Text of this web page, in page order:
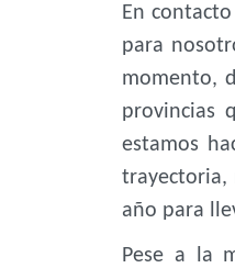
En
para
momento,
provincias
estamos
trayectoria,
año para
Pese a la